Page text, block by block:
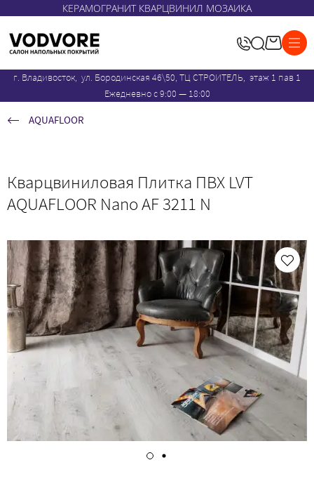
КЕРАМОГРАНИТ КВАРЦВИНИЛ МОЗАИКА
г. Владивосток, ул. Бородинская 46\50, ТЦ СТРОИТЕЛЬ, этаж 1 пав 1
Ежедневно с 9:00 — 18:00
AQUAFLOOR
Кварцвиниловая Плитка ПВХ LVT
AQUAFLOOR Nano AF 3211 N